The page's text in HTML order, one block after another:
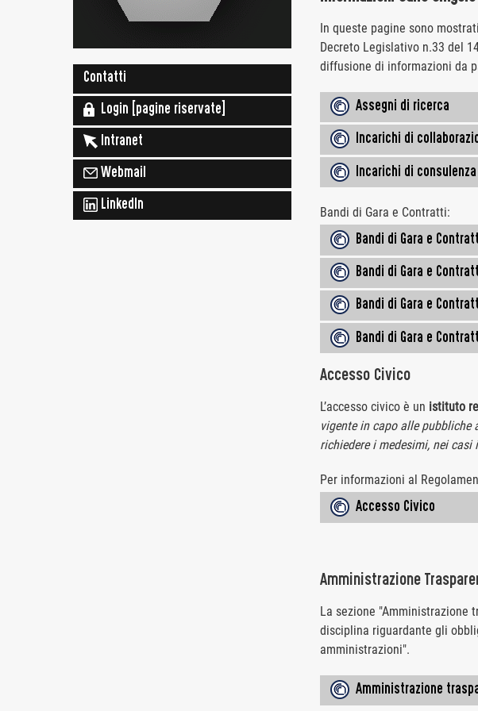
In queste pagine sono
Decreto Legislativo n.33 del
diffusione di informazioni da
Assegni di ricerca
Incarichi di
Incarichi di consulenza
Bandi di Gara e Contratti:
Bandi di Gara e
Bandi di Gara e
Bandi di Gara e
Bandi di Gara e
Accesso Civico
L’accesso civico è un istituto
vigente in capo alle
richiedere i medesimi, nei
Per informazioni al
Accesso Civico
Amministrazione
La sezione "Amministrazione
disciplina riguardante gli
amministrazioni".
Amministrazione
Contatti
Login [pagine riservate]
Intranet
Webmail
LinkedIn